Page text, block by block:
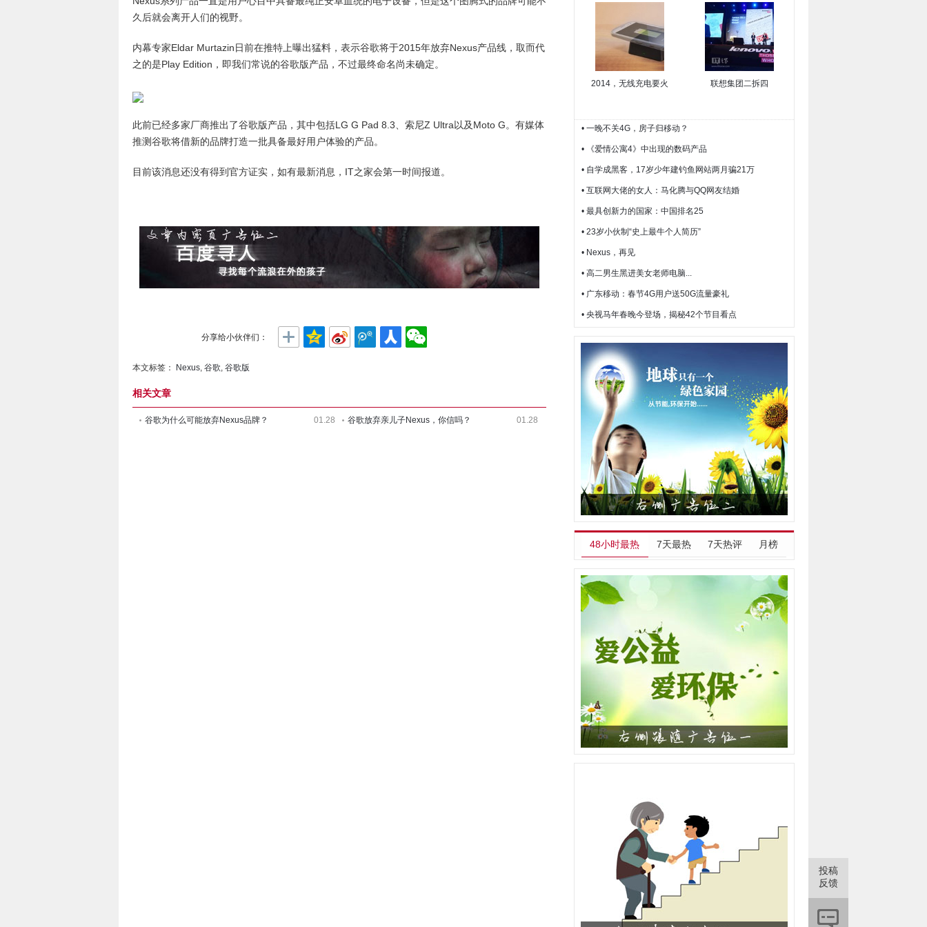
投稿
反馈
久后就会离开人们的视野。
内幕专家Eldar Murtazin日前在推特上曝出猛料，表示谷歌将于2015年放弃Nexus产品线，取而代
之的是Play Edition，即我们常说的谷歌版产品，不过最终命名尚未确定。
此前已经多家厂商推出了谷歌版产品，其中包括LG G Pad 8.3、索尼Z Ultra以及Moto G。有媒体
推测谷歌将借新的品牌打造一批具备最好用户体验的产品。
目前该消息还没有得到官方证实，如有最新消息，IT之家会第一时间报道。
分享给小伙伴们：
本文标签： Nexus, 谷歌, 谷歌版
相关文章
谷歌为什么可能放弃Nexus品牌？ 01.28 谷歌放弃亲儿子Nexus，你信吗？ 01.28
2014，无线充电要火 联想集团二拆四
• 一晚不关4G，房子归移动？
• 《爱情公寓4》中出现的数码产品
• 自学成黑客，17岁少年建钓鱼网站两月骗21万
• 互联网大佬的女人：马化腾与QQ网友结婚
• 最具创新力的国家：中国排名25
• 23岁小伙制“史上最牛个人简历”
• Nexus，再见
• 高二男生黑进美女老师电脑...
• 广东移动：春节4G用户送50G流量豪礼
• 央视马年春晚今登场，揭秘42个节目看点
48小时最热 7天最热 7天热评 月榜